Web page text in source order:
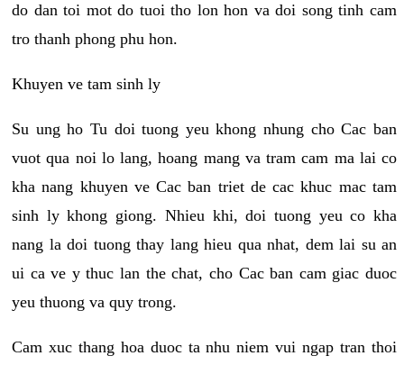
do dan toi mot do tuoi tho lon hon va doi song tinh cam
tro thanh phong phu hon.
Khuyen ve tam sinh ly
Su ung ho Tu doi tuong yeu khong nhung cho Cac ban
vuot qua noi lo lang, hoang mang va tram cam ma lai co
kha nang khuyen ve Cac ban triet de cac khuc mac tam
sinh ly khong giong. Nhieu khi, doi tuong yeu co kha
nang la doi tuong thay lang hieu qua nhat, dem lai su an
ui ca ve y thuc lan the chat, cho Cac ban cam giac duoc
yeu thuong va quy trong.
Cam xuc thang hoa duoc ta nhu niem vui ngap tran thoi